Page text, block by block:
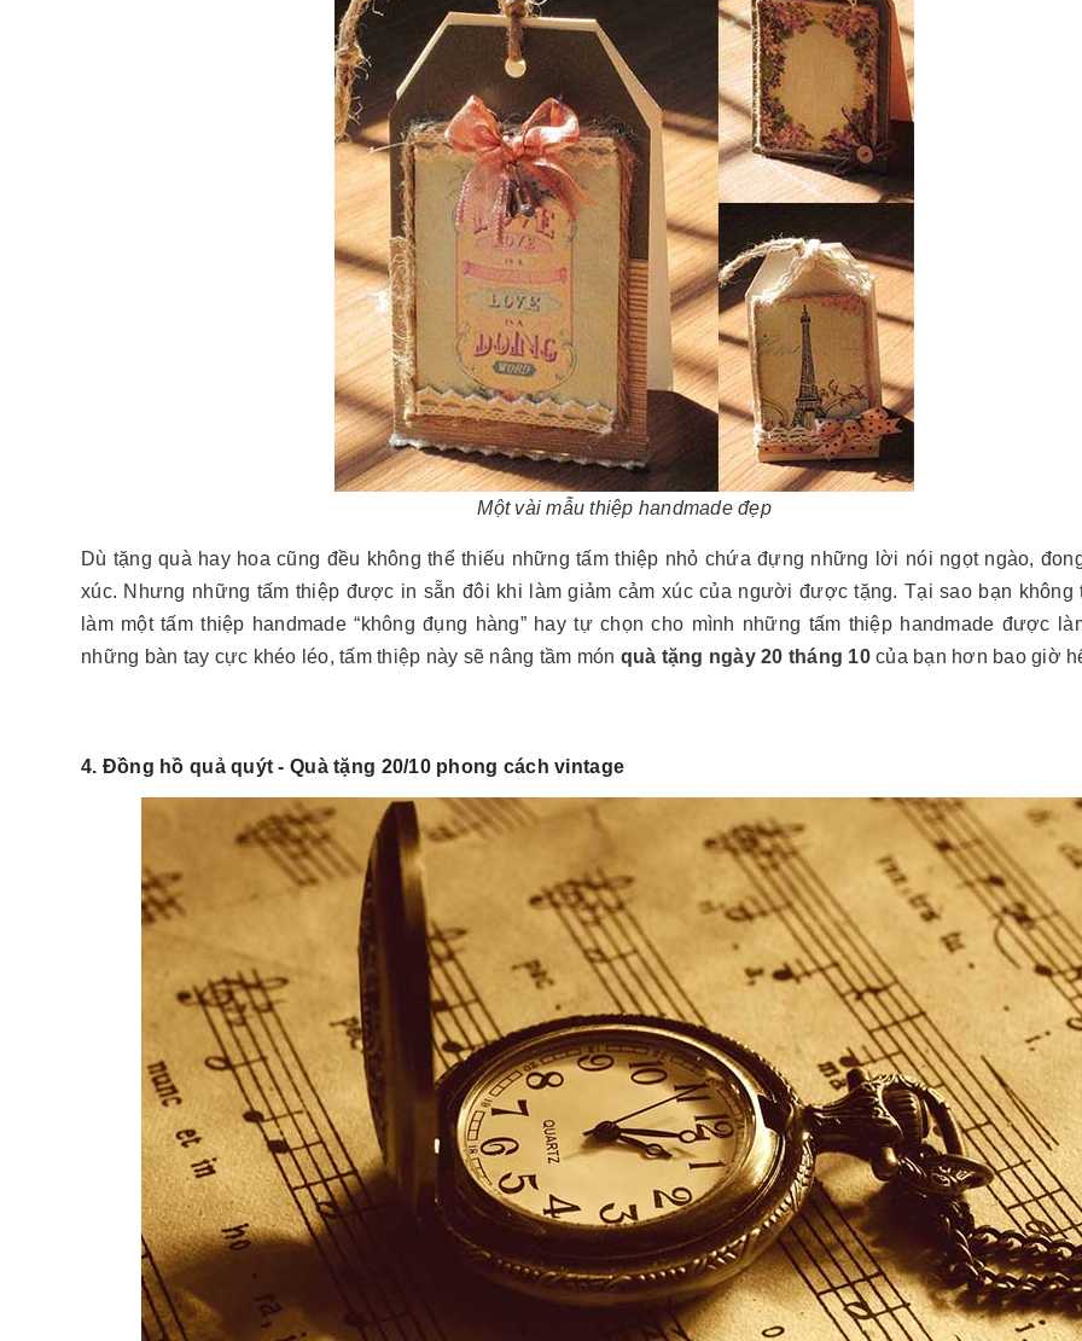
Một vài mẫu thiệp handmade đẹp
Dù tặng quà hay hoa cũng đều không thể thiếu những tấm thiệp nhỏ chứa đựng những lời nói ngọt ngào,
xúc. Nhưng những tấm thiệp được in sẵn đôi khi làm giảm cảm xúc của người được tặng. Tại sao bạn không
làm một tấm thiệp handmade “không đụng hàng” hay tự chọn cho mình những tấm thiệp handmade được
những bàn tay cực khéo léo, tấm thiệp này sẽ nâng tầm món quà tặng ngày 20 tháng 10của bạn hơn bao giờ
4. Đồng hồ quả quýt - Quà tặng 20/10 phong cách vintage